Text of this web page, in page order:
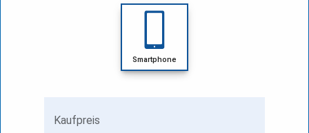
Smartphone
Kaufpreis